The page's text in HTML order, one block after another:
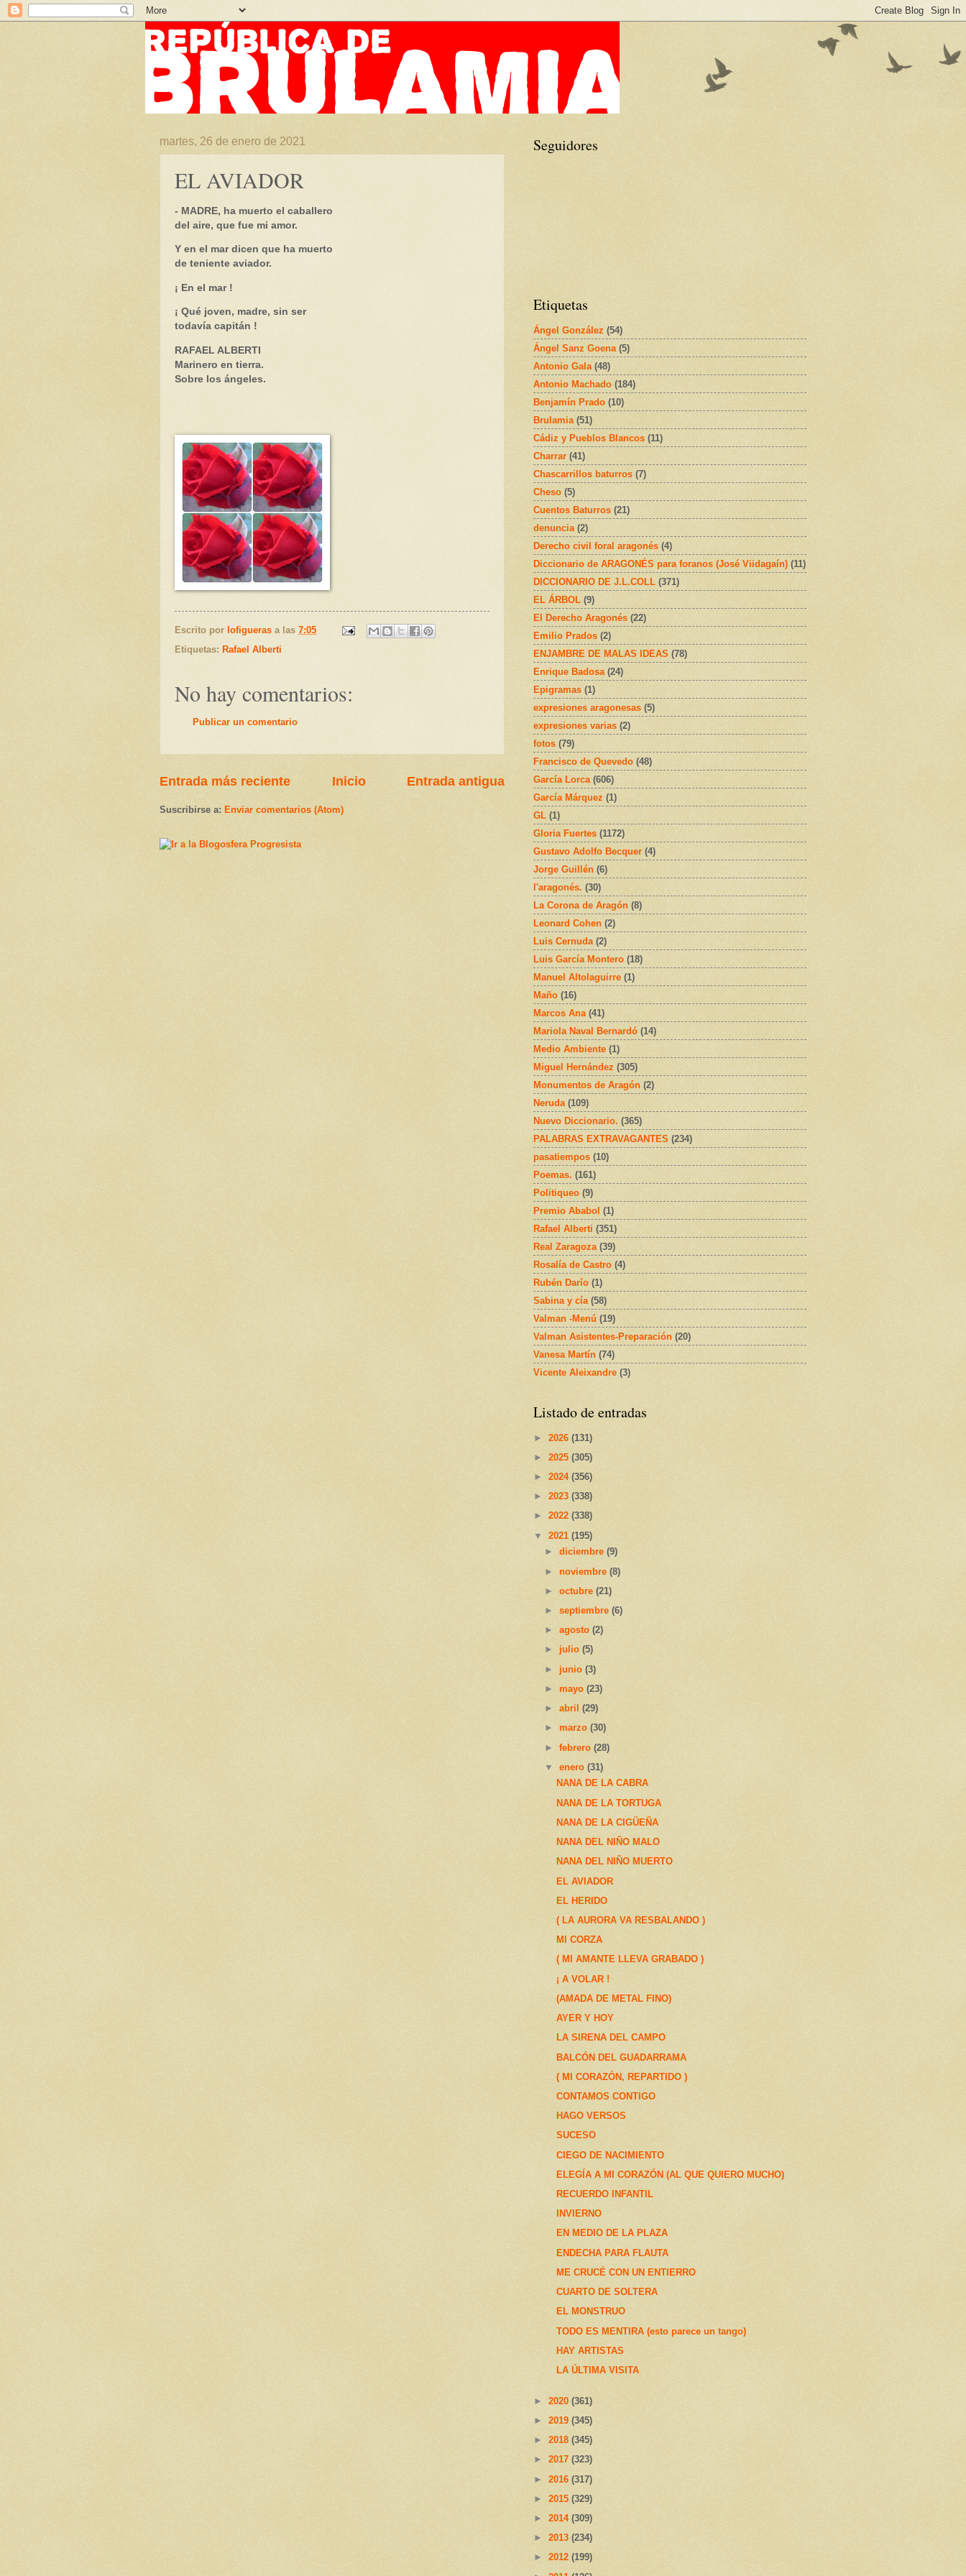
martes, 26 de enero de 2021
EL AVIADOR
- MADRE, ha muerto el caballero
del aire, que fue mi amor.
Y en el mar dicen que ha muerto
de teniente aviador.
¡ En el mar !
¡ Qué joven, madre, sin ser
todavía capitán !
RAFAEL ALBERTI
Marinero en tierra.
Sobre los ángeles.
Escrito por lofigueras a las 7:05
Etiquetas: Rafael Alberti
No hay comentarios:
Publicar un comentario
Entrada más reciente Entrada antigua
Inicio
Suscribirse a: Enviar comentarios (Atom)
Seguidores
Etiquetas
Ángel González (54)
Ángel Sanz Goena (5)
Antonio Gala (48)
Antonio Machado (184)
Benjamín Prado (10)
Brulamia (51)
Cádiz y Pueblos Blancos (11)
Charrar (41)
Chascarrillos baturros (7)
Cheso (5)
Cuentos Baturros (21)
denuncia (2)
Derecho civil foral aragonés (4)
Diccionario de ARAGONÉS para foranos (José Viidagaín) (11)
DICCIONARIO DE J.L.COLL (371)
EL ÁRBOL (9)
El Derecho Aragonés (22)
Emilio Prados (2)
ENJAMBRE DE MALAS IDEAS (78)
Enrique Badosa (24)
Epigramas (1)
expresiones aragonesas (5)
expresiones varias (2)
fotos (79)
Francisco de Quevedo (48)
García Lorca (606)
García Márquez (1)
GL (1)
Gloria Fuertes (1172)
Gustavo Adolfo Becquer (4)
Jorge Guillén (6)
l'aragonés. (30)
La Corona de Aragón (8)
Leonard Cohen (2)
Luis Cernuda (2)
Luis García Montero (18)
Manuel Altolaguirre (1)
Maño (16)
Marcos Ana (41)
Mariola Naval Bernardó (14)
Medio Ambiente (1)
Miguel Hernández (305)
Monumentos de Aragón (2)
Neruda (109)
Nuevo Diccionario. (365)
PALABRAS EXTRAVAGANTES (234)
pasatiempos (10)
Poemas. (161)
Politiqueo (9)
Premio Ababol (1)
Rafael Alberti (351)
Real Zaragoza (39)
Rosalía de Castro (4)
Rubén Darío (1)
Sabina y cía (58)
Valman -Menú (19)
Valman Asistentes-Preparación (20)
Vanesa Martín (74)
Vicente Aleixandre (3)
Listado de entradas
► 2026 (131)
► 2025 (305)
► 2024 (356)
► 2023 (338)
► 2022 (338)
▼ 2021 (195)
►diciembre(9)
►noviembre(8)
►octubre(21)
►septiembre(6)
►agosto(2)
►julio(5)
► junio(3)
►mayo(23)
►abril(29)
►marzo(30)
►febrero(28)
▼enero(31)
NANA DE LA CABRA
NANA DE LA TORTUGA
NANA DE LA CIGÜEÑA
NANA DEL NIÑO MALO
NANA DEL NIÑO MUERTO
EL AVIADOR
EL HERIDO
( LA AURORA VA RESBALANDO )
MI CORZA
( MI AMANTE LLEVA GRABADO )
¡ A VOLAR !
(AMADA DE METAL FINO)
AYER Y HOY
LA SIRENA DEL CAMPO
BALCÓN DEL GUADARRAMA
( MI CORAZÓN, REPARTIDO )
CONTAMOS CONTIGO
HAGO VERSOS
SUCESO
CIEGO DE NACIMIENTO
ELEGÍA A MI CORAZÓN (AL QUE QUIERO MUCHO)
RECUERDO INFANTIL
INVIERNO
EN MEDIO DE LA PLAZA
ENDECHA PARA FLAUTA
ME CRUCÉ CON UN ENTIERRO
CUARTO DE SOLTERA
EL MONSTRUO
TODO ES MENTIRA (esto parece un tango)
HAY ARTISTAS
LA ÚLTIMA VISITA
► 2020 (361)
► 2019 (345)
► 2018 (345)
► 2017 (323)
► 2016 (317)
► 2015 (329)
► 2014 (309)
► 2013 (234)
► 2012 (199)